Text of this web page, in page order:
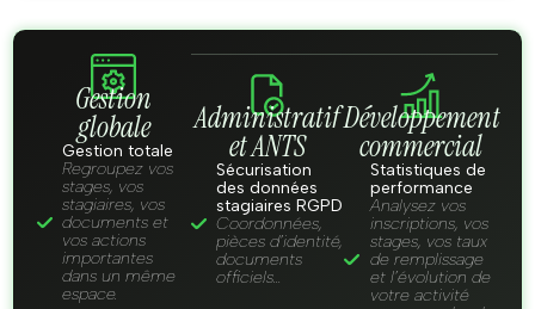
Gestion
globale
Gestion totale
Regroupez vos
stages, vos
stagiaires, vos
documents et
vos actions
importantes
dans un même
espace.
Administratif
et ANTS
Sécurisation
des données
stagiaires RGPD
Coordonnées,
pièces d’identité,
documents
officiels…
Développement
commercial
Statistiques de
performance
Analysez vos
inscriptions, vos
stages, vos taux
de remplissage
et l’évolution de
votre activité